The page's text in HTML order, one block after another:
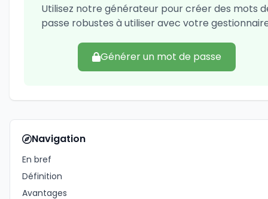
Utilisez notre générateur pour créer des mots
passe robustes à utiliser avec votre
Générer un mot de passe
Navigation
En bref
Définition
Avantages